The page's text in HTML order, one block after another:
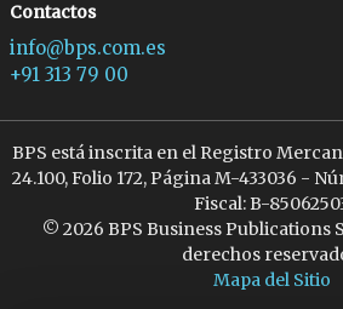
Contactos
info@bps.com.es
+91 313 79 00
BPS está inscrita en el Registro
24.100, Folio 172, Página M-433036 -
Fiscal: B-
© 2026 BPS Business Publications
derechos
Mapa del Sitio